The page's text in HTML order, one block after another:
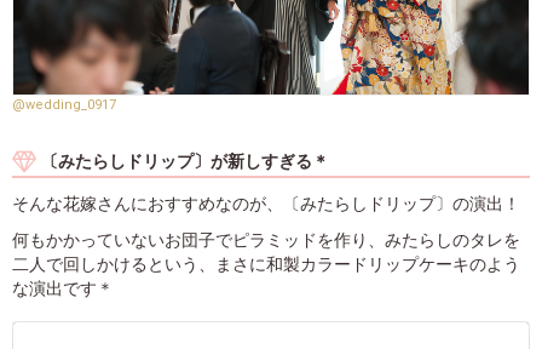
@wedding_0917
〔みたらしドリップ〕が新しすぎる＊
そんな花嫁さんにおすすめなのが、〔みたらしドリップ〕の演出！
何もかかっていないお団子でピラミッドを作り、みたらしのタレを
二人で回しかけるという、まさに和製カラードリップケーキのよう
な演出です＊